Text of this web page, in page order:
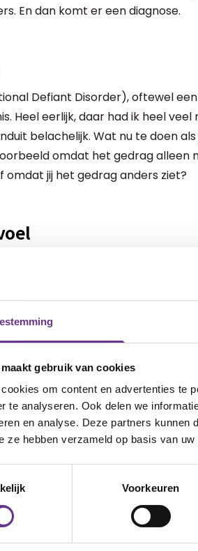
gebruik van cookies
om content en advertenties te
te analyseren. Ook delen we
en analyse. Deze partners
ze hebben verzameld op basis van
Voorkeuren
En dan komt er een diagnose.
Defiant Disorder), oftewel
Heel eerlijk, daar had ik heel veel
belachelijk. Wat nu te doen
omdat het gedrag alleen
omdat jij het gedrag anders ziet?
niet gek als je twijfelt aan een
goed. Het is begrijpelijk
jij je (nog) niet kunt vinden in de
gevoel bevestigen. Soms zal het
je beter in staat bent je hier
om meer verduidelijking en uitleg
Vraag wat het
te begrijpen, wat ook een beter
Hoe zorgvuldig is dit tot stand
van de diagnose en het